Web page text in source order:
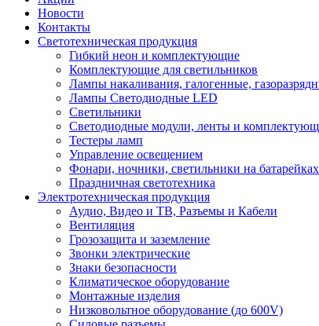
Новости
Контакты
Светотехническая продукция
Гибкий неон и комплектующие
Комплектующие для светильников
Лампы накаливания, галогенные,
Лампы Светодиодные LED
Светильники
Светодиодные модули, ленты и
Тестеры ламп
Управление освещением
Фонари, ночники, светильники на батарейках
Праздничная светотехника
Электротехническая продукция
Аудио, Видео и ТВ, Разъемы и Кабели
Вентиляция
Грозозащита и заземление
Звонки электрические
Знаки безопасности
Климатическое оборудование
Монтажные изделия
Низковольтное оборудование (до 600V)